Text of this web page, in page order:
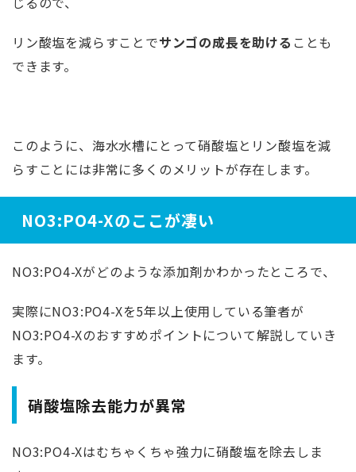
リン酸塩を減らすことでサンゴの成長を助ける ことも
できます。
このように、海水水槽にとって硝酸塩とリン酸塩を減
らすことには非常に多くのメリットが存在します。
NO3:PO4-Xのここが凄い
NO3:PO4-Xがどのような添加剤かわかったところで、
実際にNO3:PO4-Xを5年以上使用している筆者が
NO3:PO4-Xのおすすめポイントについて解説していき
ます。
硝酸塩除去能力が異常
NO3:PO4-Xはむちゃくちゃ強力に硝酸塩を除去しま